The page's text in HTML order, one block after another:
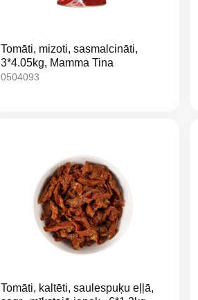
Tomāti, mizoti, sasmalcināti,
3*4.05kg, Mamma Tina
0504093
Tomāti, kaltēti, saulespuķu eļļā,